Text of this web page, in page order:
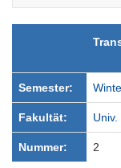
Semester:
Fakultät:
Nummer: 2